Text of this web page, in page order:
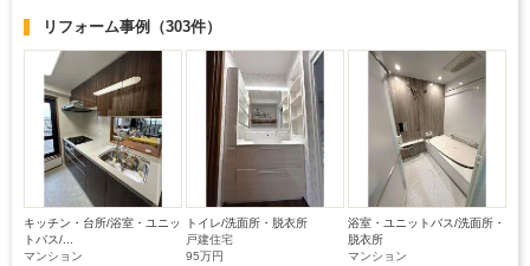
リフォーム事例 （303件）
キッチン・台所/浴室・ユニッ
トバス/...
マンション
トイレ/洗面所・脱衣所
戸建住宅
95万円
浴室・ユニットバス/洗面所・
脱衣所
マンション